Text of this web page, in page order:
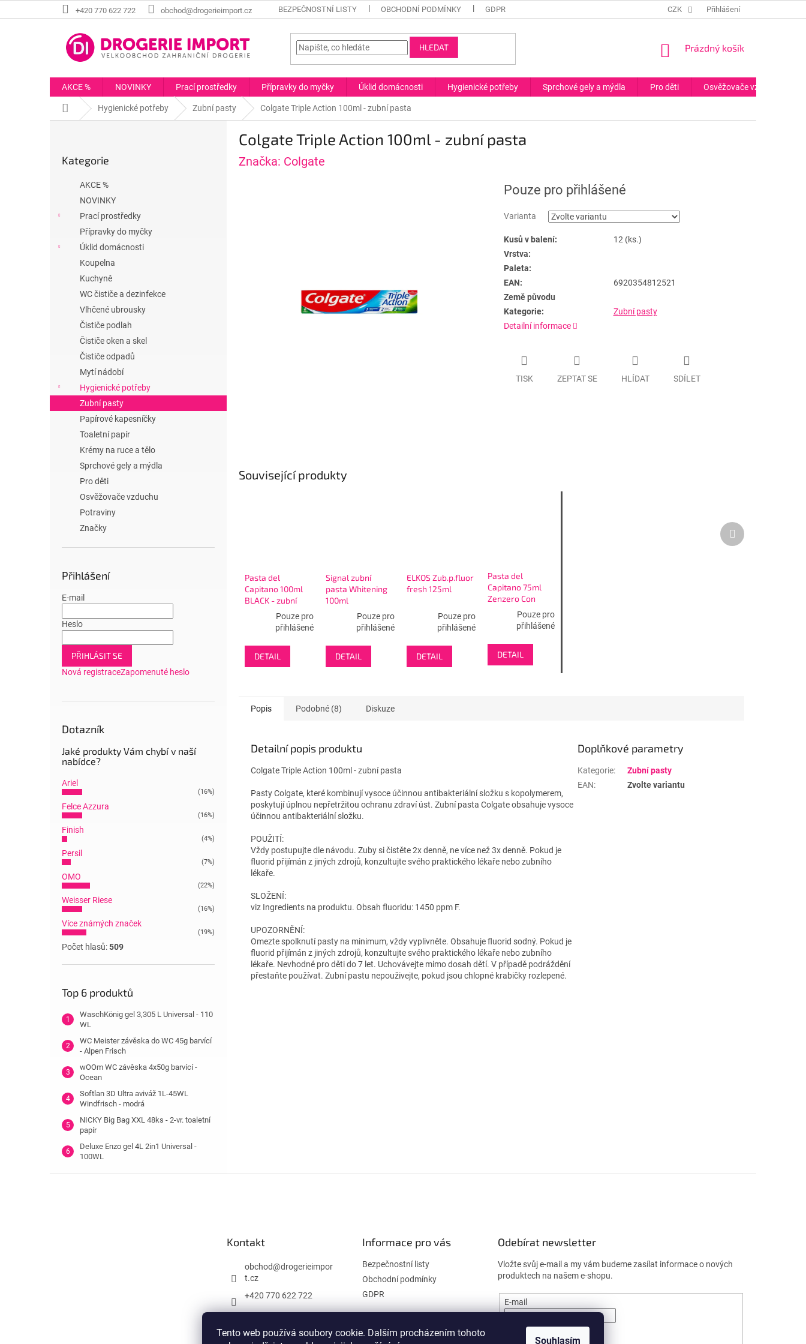
Tento web používá soubory cookie. Dalším procházením tohoto
Souhlasím
na
+420 770 622 722 obchod@drogerieimport.cz BEZPEČNOSTNÍ LISTY OBCHODNÍ PODMÍNKY GDPR CZK Přihlášení
HLEDAT
NÁKUPNÍ
Prázdný košík
AKCE % NOVINKY Prací prostředky Přípravky do myčky Úklid domácnosti Hygienické potřeby Sprchové gely a mýdla Pro děti Osvěžovače vzduchu
Domů Hygienické potřeby Zubní pasty Colgate Triple Action 100ml - zubní pasta
kategorie
Kategorie
AKCE %
NOVINKY
Prací prostředky
Přípravky do myčky
Úklid domácnosti
Koupelna
Kuchyně
WC čističe a dezinfekce
Vlhčené ubrousky
Čističe podlah
Čističe oken a skel
Čističe odpadů
Mytí nádobí
Hygienické potřeby
Zubní pasty
Papírové kapesníčky
Toaletní papír
Krémy na ruce a tělo
Sprchové gely a mýdla
Pro děti
Osvěžovače vzduchu
Potraviny
Značky
Přihlášení
E-mail
Heslo
PŘIHLÁSIT SE
Nová registraceZapomenuté heslo
Dotazník
Jaké produkty Vám chybí v naší
nabídce?
Ariel
(16%)
Felce Azzura
(16%)
Finish
(4%)
Persil
(7%)
OMO
(22%)
Weisser Riese
(16%)
Více známých značek
(19%)
Počet hlasů:509
Top 6 produktů
WaschKönig gel 3,305 L Universal - 110
WL
WC Meister závěska do WC 45g barvící
- Alpen Frisch
wOOm WC závěska 4x50g barvící -
Ocean
Softlan 3D Ultra aviváž 1L-45WL
Windfrisch - modrá
NICKY Big Bag XXL 48ks - 2-vr. toaletní
papír
Deluxe Enzo gel 4L 2in1 Universal -
100WL
Colgate Triple Action 100ml - zubní pasta
Značka: Colgate
Pouze pro přihlášené
Varianta
Kusů v balení:
12 (ks.)
Vrstva:
Paleta:
EAN:
6920354812521
Země původu
Kategorie:
Zubní pasty
Detailní informace
TISK ZEPTAT SE HLÍDAT SDÍLET
Související produkty
Pasta del
Capitano 100ml
BLACK - zubní
pasta černáPouze pro
přihlášené
DETAIL
Signal zubní
pasta Whitening
100ml
Pouze pro
přihlášené
DETAIL
ELKOS Zub.p.fluor
fresh 125ml
Pouze pro
přihlášené
DETAIL
Pasta del
Capitano 75ml
Zenzero Con
Antibatterico -
zubní pasta
Pouze pro
přihlášené
DETAIL
Další
produkt
Popis Podobné (8) Diskuze
Detailní popis produktu
Colgate Triple Action 100ml - zubní pasta
Pasty Colgate, které kombinují vysoce účinnou antibakteriální složku s kopolymerem,
poskytují úplnou nepřetržitou ochranu zdraví úst. Zubní pasta Colgate obsahuje vysoce
účinnou antibakteriální složku.
POUŽITÍ:
Vždy postupujte dle návodu. Zuby si čistěte 2x denně, ne více než 3x denně. Pokud je
fluorid přijímán z jiných zdrojů, konzultujte svého praktického lékaře nebo zubního
lékaře.
SLOŽENÍ:
viz Ingredients na produktu. Obsah fluoridu: 1450 ppm F.
UPOZORNĚNÍ:
Omezte spolknutí pasty na minimum, vždy vyplivněte. Obsahuje fluorid sodný. Pokud je
fluorid přijímán z jiných zdrojů, konzultujte svého praktického lékaře nebo zubního
lékaře. Nevhodné pro děti do 7 let. Uchovávejte mimo dosah dětí. V případě podráždění
přestaňte používat. Zubní pastu nepouživejte, pokud jsou chlopné krabičky rozlepené.
Doplňkové parametry
Kategorie:
Zubní pasty
EAN: Zvolte variantu
Kontakt
obchod@drogerieimpor
t.cz
+420 770 622 722
Informace pro vás
Bezpečnostní listy
Obchodní podmínky
GDPR
Odebírat newsletter
Vložte svůj e-mail a my vám budeme zasílat informace o nových
produktech na našem e-shopu.
E-mail